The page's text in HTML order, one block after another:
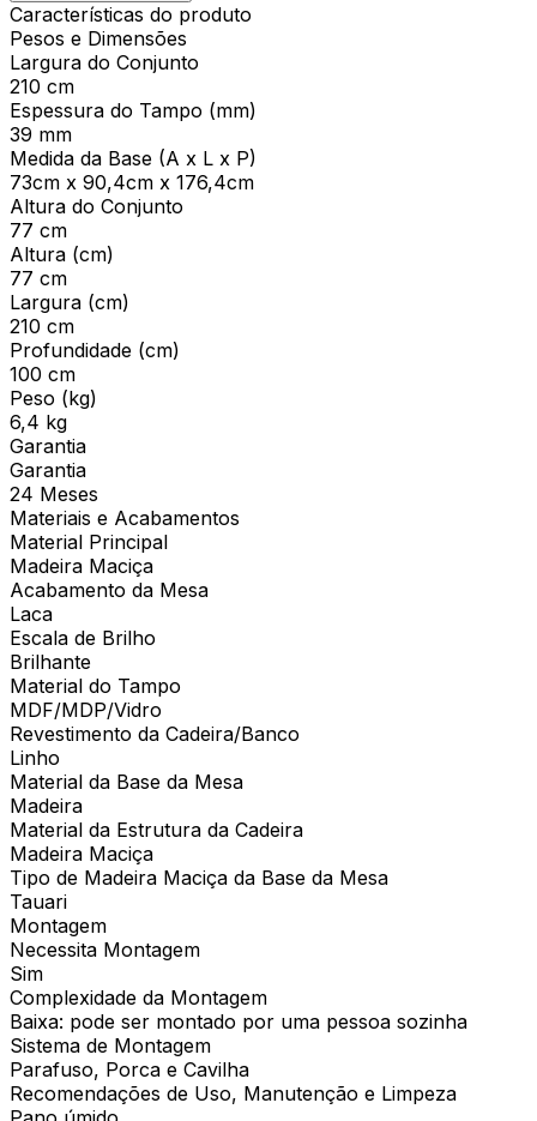
Características do produto
Pesos e Dimensões
Largura do Conjunto
210 cm
Espessura do Tampo (mm)
39 mm
Medida da Base (A x L x P)
73cm x 90,4cm x 176,4cm
Altura do Conjunto
77 cm
Altura (cm)
77 cm
Largura (cm)
210 cm
Profundidade (cm)
100 cm
Peso (kg)
6,4 kg
Garantia
Garantia
24 Meses
Materiais e Acabamentos
Material Principal
Madeira Maciça
Acabamento da Mesa
Laca
Escala de Brilho
Brilhante
Material do Tampo
MDF/MDP/Vidro
Revestimento da Cadeira/Banco
Linho
Material da Base da Mesa
Madeira
Material da Estrutura da Cadeira
Madeira Maciça
Tipo de Madeira Maciça da Base da Mesa
Tauari
Montagem
Necessita Montagem
Sim
Complexidade da Montagem
Baixa: pode ser montado por uma pessoa sozinha
Sistema de Montagem
Parafuso, Porca e Cavilha
Recomendações de Uso, Manutenção e Limpeza